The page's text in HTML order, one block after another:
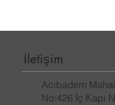
İletişim
Acıbadem
No:426 İç Kapı